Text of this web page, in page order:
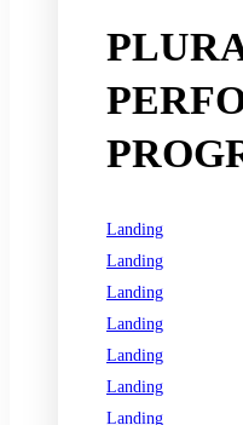
Landing
Landing
Landing
Landing
Landing
Landing
Landing